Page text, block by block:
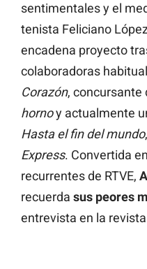
sentimentales y el
tenista Feliciano
encadena proyecto
colaboradoras
Corazón, concursante
hornoy actualmente
Hasta el fin del mundo
Express. Convertida
recurrentes de RTVE,
recuerda sus peores
entrevista en la revista